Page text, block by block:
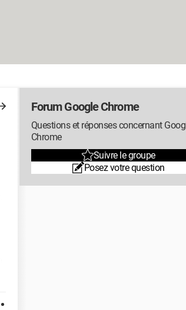
Forum Google Chrome
Questions et réponses concernant
Chrome
Suivre le groupe
Posez votre question